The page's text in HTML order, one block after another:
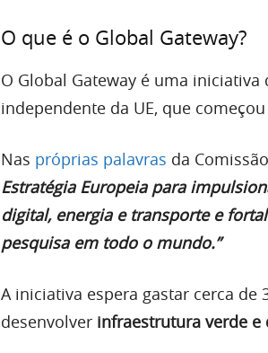
O que é o Global Gateway?
O Global Gateway é uma
independente da UE, que
Nas próprias palavras da
Estratégia Europeia para
digital, energia e transporte e
pesquisa em todo o mundo.”
A iniciativa espera gastar cerca de
desenvolver infraestrutura verde